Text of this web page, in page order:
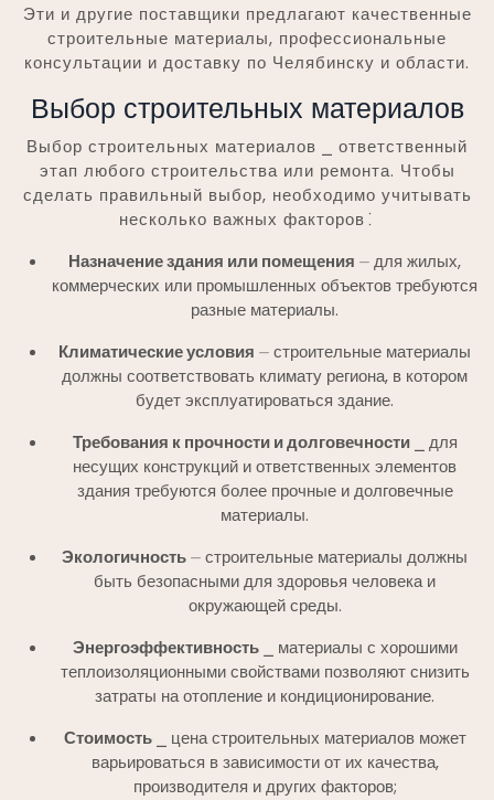
Эти и другие поставщики предлагают качественные
строительные материалы, профессиональные
консультации и доставку по Челябинску и области.
Выбор строительных материалов
Выбор строительных материалов ⎯ ответственный
этап любого строительства или ремонта. Чтобы
сделать правильный выбор, необходимо учитывать
несколько важных факторов⁚
Назначение здания или помещения ⏤ для жилых,
коммерческих или промышленных объектов требуются
разные материалы.
Климатические условия ⏤ строительные материалы
должны соответствовать климату региона, в котором
будет эксплуатироваться здание.
Требования к прочности и долговечности⎯ для
несущих конструкций и ответственных элементов
здания требуются более прочные и долговечные
материалы.
Экологичность⏤ строительные материалы должны
быть безопасными для здоровья человека и
окружающей среды.
Энергоэффективность⎯ материалы с хорошими
теплоизоляционными свойствами позволяют снизить
затраты на отопление и кондиционирование.
Стоимость⎯ цена строительных материалов может
варьироваться в зависимости от их качества,
производителя и других факторов;